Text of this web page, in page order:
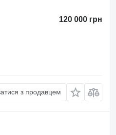
120 000 грн
з продавцем